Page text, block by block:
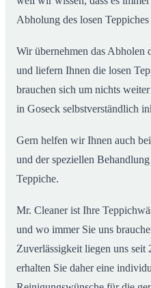
Abholung des losen
Wir übernehmen das Abholen
und liefern Ihnen die losen
brauchen sich um nichts
in Goseck selbstverständlich
Gern helfen wir Ihnen auch
und der speziellen
Teppiche.
Mr. Cleaner ist Ihre
und wo immer Sie uns
Zuverlässigkeit liegen uns seit
erhalten Sie daher eine